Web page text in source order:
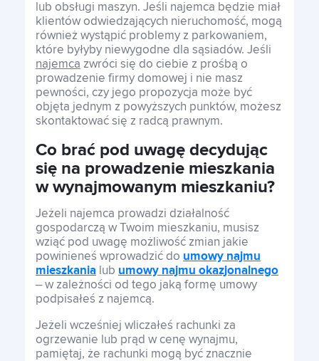
lub obsługi maszyn. Jeśli najemca będzie miał
klientów odwiedzających nieruchomość, mogą
również wystąpić problemy z parkowaniem,
które byłyby niewygodne dla sąsiadów. Jeśli
najemca zwróci się do ciebie z prośbą o
prowadzenie firmy domowej i nie masz
pewności, czy jego propozycja może być
objęta jednym z powyższych punktów, możesz
skontaktować się z radcą prawnym.
Co brać pod uwagę decydując
się na prowadzenie mieszkania
w wynajmowanym mieszkaniu?
Jeżeli najemca prowadzi działalność
gospodarczą w Twoim mieszkaniu, musisz
wziąć pod uwagę możliwość zmian jakie
powinieneś wprowadzić do umowy najmu
mieszkania lub umowy najmu okazjonalnego
– w zależności od tego jaką formę umowy
podpisałeś z najemcą.
Jeżeli wcześniej wliczałeś rachunki za
ogrzewanie lub prąd w cenę wynajmu,
pamiętaj, że rachunki mogą być znacznie